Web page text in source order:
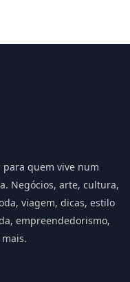
para quem vive num
Negócios, arte, cultura,
viagem, dicas, estilo
empreendedorismo,